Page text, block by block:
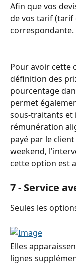
Afin que vos
de vos tarif (tarif
correspondante.
Pour avoir cette
définition des
pourcentage
permet
sous-traitants et
rémunération
payé par le
weekend,
cette option est
7 - Service
Seules les
Elles
lignes